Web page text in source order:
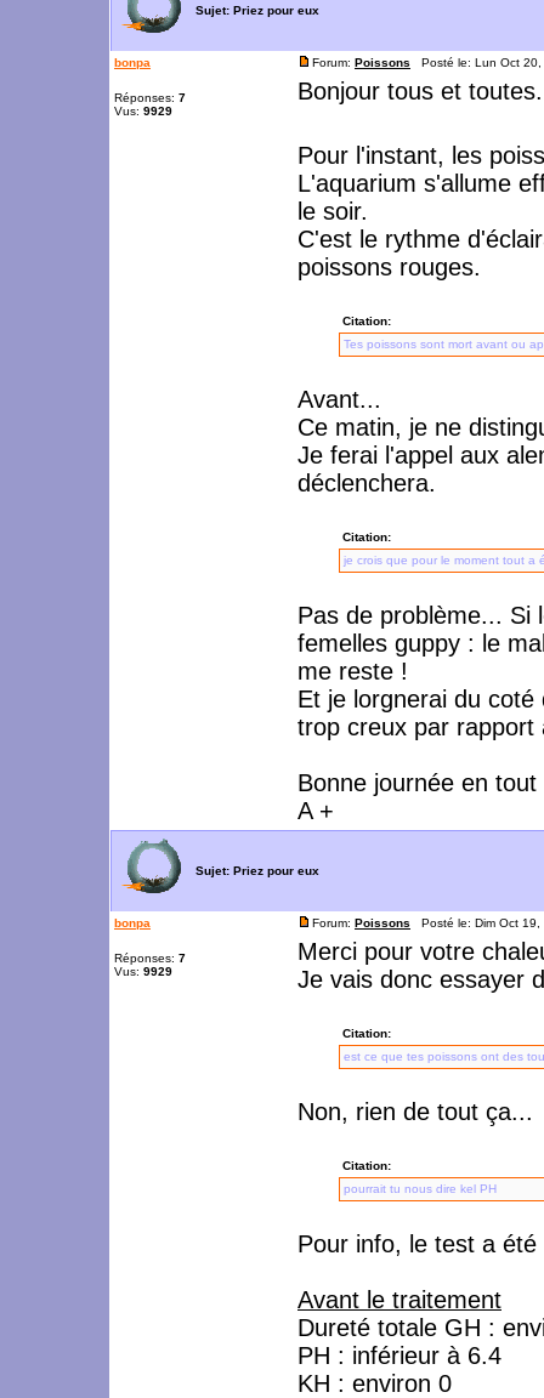
Sujet: Priez pour eux
bonpa
Réponses: 7
Vus: 9929
Forum: Poissons Posté le: Lun Oct
Bonjour tous et
Pour l'instant, les
L'aquarium s'allume
le soir.
C'est le rythme
poissons rouges.
Citation:
Tes poissons sont mort avant ou
Avant...
Ce matin, je ne
Je ferai l'appel aux
déclenchera.
Citation:
je crois que pour le moment tout a
Pas de problème... Si
femelles guppy : le
me reste !
Et je lorgnerai du
trop creux par rapport
Bonne journée en tout
A +
Sujet: Priez pour eux
bonpa
Réponses: 7
Vus: 9929
Forum: Poissons Posté le: Dim Oct
Merci pour votre
Je vais donc essayer
Citation:
est ce que tes poissons ont des
Non, rien de tout ça...
Citation:
pourrait tu nous dire kel PH
Pour info, le test a
Avant le traitement
Dureté totale GH :
PH : inférieur à 6.4
KH : environ 0